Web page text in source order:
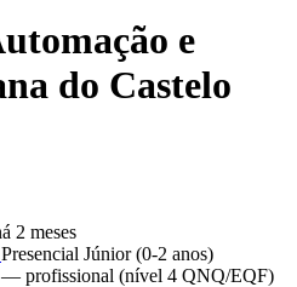
e
do Castelo
2 meses
Presencial Júnior (0-2 anos)
— profissional (nível 4 QNQ/EQF)